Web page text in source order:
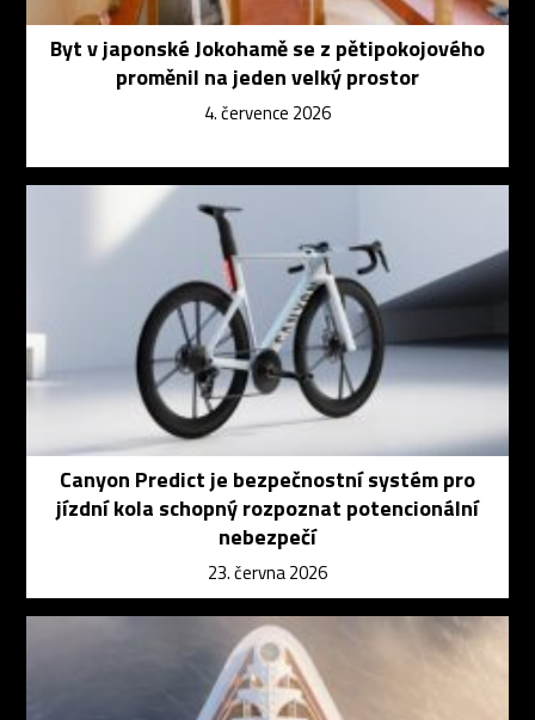
Byt v japonské Jokohamě se z pětipokojového
proměnil na jeden velký prostor
4. července 2026
Canyon Predict je bezpečnostní systém pro
jízdní kola schopný rozpoznat potencionální
nebezpečí
23. června 2026